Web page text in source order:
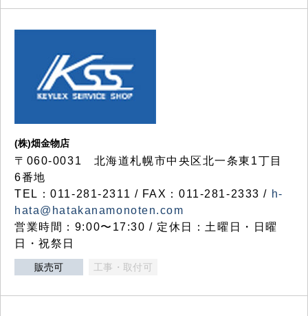
(株)畑金物店
〒060-0031 北海道札幌市中央区北一条東1丁目
6番地
TEL：011-281-2311 / FAX：011-281-2333 / h-
hata@hatakanamonoten.com
営業時間：9:00〜17:30 / 定休日：土曜日・日曜
日・祝祭日
販売可 工事・取付可